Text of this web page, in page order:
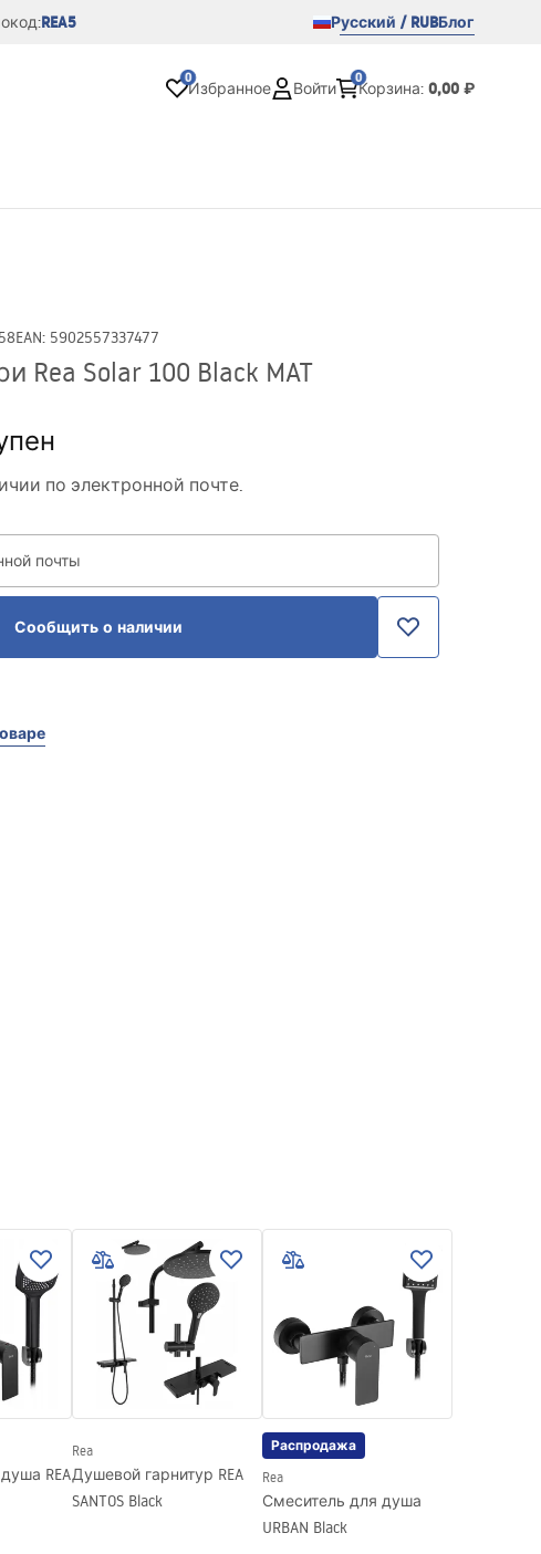
REA5 Русский / RUBБлог
0
Избранное Войти
0
Корзина: 0,00 ₽
EAN: 5902557337477
Solar 100 Black MAT
по электронной почте.
почты
Сообщить о наличии
REA
Rea
Душевой гарнитур REA
SANTOS Black
Распродажа
Rea
Смеситель для душа
URBAN Black